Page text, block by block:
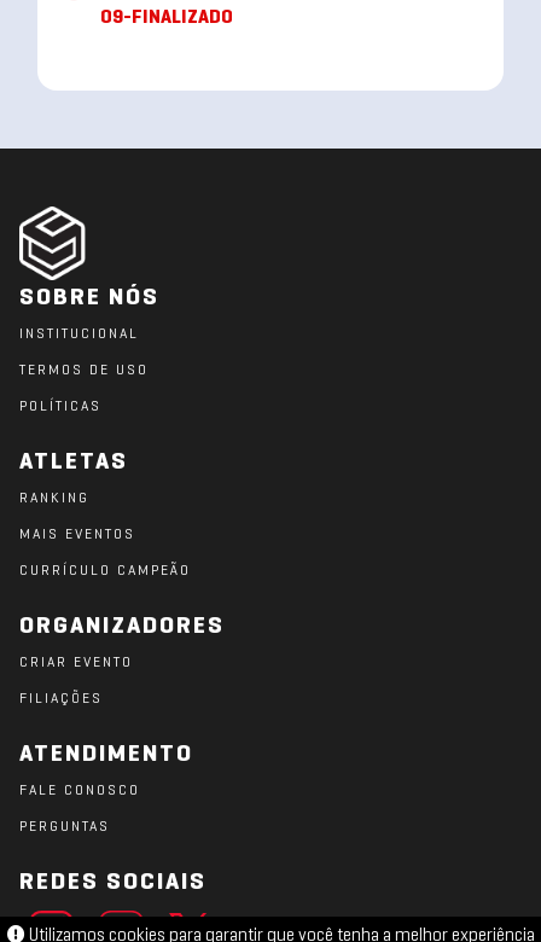
09-FINALIZADO
SOBRE NÓS
INSTITUCIONAL
TERMOS DE USO
POLÍTICAS
ATLETAS
RANKING
MAIS EVENTOS
CURRÍCULO CAMPEÃO
ORGANIZADORES
CRIAR EVENTO
FILIAÇÕES
ATENDIMENTO
FALE CONOSCO
PERGUNTAS
REDES SOCIAIS
Utilizamos cookies para garantir que você tenha a melhor experiência